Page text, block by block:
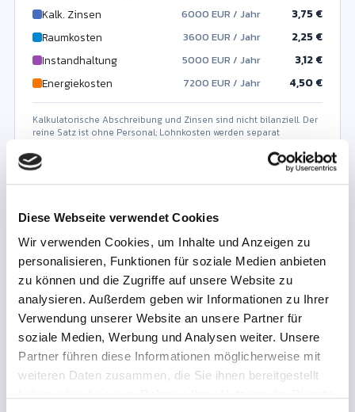
Diese Webseite verwendet Cookies
Wir verwenden Cookies, um Inhalte und Anzeigen zu
personalisieren, Funktionen für soziale Medien anbieten
zu können und die Zugriffe auf unsere Website zu
analysieren. Außerdem geben wir Informationen zu Ihrer
Verwendung unserer Website an unsere Partner für
soziale Medien, Werbung und Analysen weiter. Unsere
Partner führen diese Informationen möglicherweise mit
weiteren Daten zusammen, die Sie ihnen bereitgestellt
Kalk. Zinsen 6000 EUR / Jahr 3,75 €
Raumkosten 3600 EUR / Jahr 2,25 €
Instandhaltung 5000 EUR / Jahr 3,12 €
Sonstige Fixkosten 0 EUR / Jahr 0,00 €
Energiekosten 7200 EUR / Jahr 4,50 €
Kalkulatorische Abschreibung und Zinsen sind nicht bilanziell. Der
reine Satz ist ohne Personal; Lohnkosten werden separat
Die Fixkosten bleiben gleich – egal wie viele Stunden die
Maschine läuft. Mehr produktive Laufstunden verteilen
dieselben Fixkosten und senken den Satz pro Stunde.
Auslastung / Laufstunden erhöhen um
+25%
Aktueller Satz